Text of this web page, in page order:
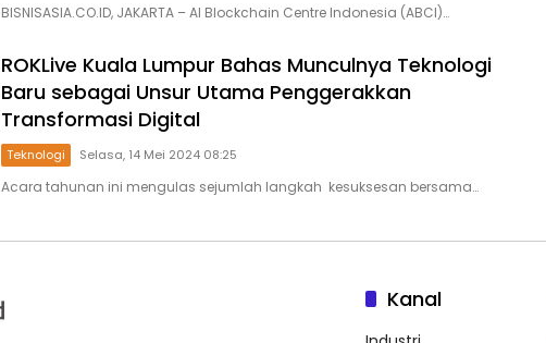
BISNISASIA.CO.ID, JAKARTA – AI Blockchain Centre Indonesia (ABCI)…
ROKLive Kuala Lumpur Bahas Munculnya Teknologi
Baru sebagai Unsur Utama Penggerakkan
Transformasi Digital
Teknologi Selasa, 14 Mei 2024 08:25
Acara tahunan ini mengulas sejumlah langkah kesuksesan bersama…
Kanal